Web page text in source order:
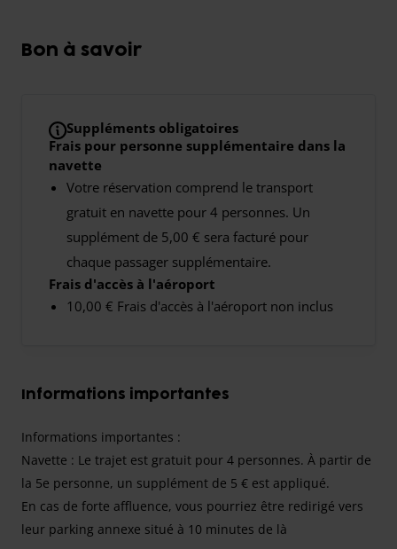
Bon à savoir
Suppléments obligatoires
Frais pour personne supplémentaire dans la
navette
Votre réservation comprend le transport
gratuit en navette pour 4 personnes. Un
supplément de 5,00 € sera facturé pour
chaque passager supplémentaire.
Frais d'accès à l'aéroport
10,00 € Frais d'accès à l'aéroport non inclus
Informations importantes
Informations importantes :
Navette : Le trajet est gratuit pour 4 personnes. À partir de
la 5e personne, un supplément de 5 € est appliqué.
En cas de forte affluence, vous pourriez être redirigé vers
leur parking annexe situé à 10 minutes de là